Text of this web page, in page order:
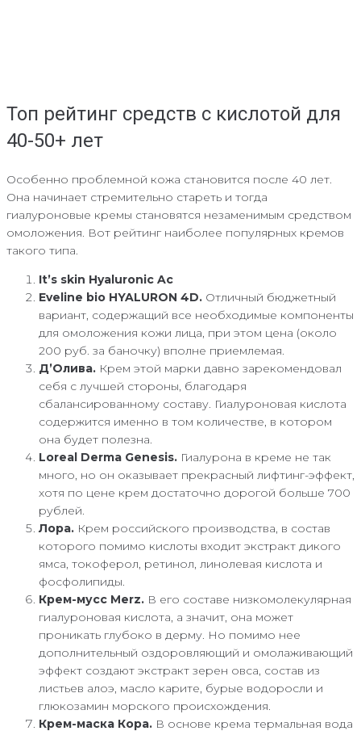
Топ рейтинг средств с кислотой для
40-50+ лет
Особенно проблемной кожа становится после 40 лет.
Она начинает стремительно стареть и тогда
гиалуроновые кремы становятся незаменимым средством
омоложения. Вот рейтинг наиболее популярных кремов
такого типа.
It’s skin Hyaluronic Ac
Eveline bio HYALURON 4D. Отличный бюджетный
вариант, содержащий все необходимые компоненты
для омоложения кожи лица, при этом цена (около
200 руб. за баночку) вполне приемлемая.
Д’Олива. Крем этой марки давно зарекомендовал
себя с лучшей стороны, благодаря
сбалансированному составу. Гиалуроновая кислота
содержится именно в том количестве, в котором
она будет полезна.
Loreal Derma Genesis. Гиалурона в креме не так
много, но он оказывает прекрасный лифтинг-эффект,
хотя по цене крем достаточно дорогой больше 700
рублей.
Лора. Крем российского производства, в состав
которого помимо кислоты входит экстракт дикого
ямса, токоферол, ретинол, линолевая кислота и
фосфолипиды.
Крем-мусс Merz. В его составе низкомолекулярная
гиалуроновая кислота, а значит, она может
проникать глубоко в дерму. Но помимо нее
дополнительный оздоровляющий и омолаживающий
эффект создают экстракт зерен овса, состав из
листьев алоэ, масло карите, бурые водоросли и
глюкозамин морского происхождения.
Крем-маска Кора. В основе крема термальная вода